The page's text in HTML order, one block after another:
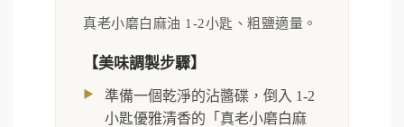
真老小磨白麻油 1-2小匙、粗鹽適量。
【美味調製步驟】
準備一個乾淨的沾醬碟，倒入 1-2
小匙優雅清香的「真老小磨白麻